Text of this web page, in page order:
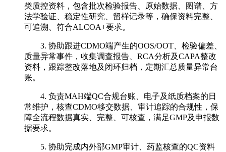
类质控资料，包含批次检验报告、原始数据、图谱、方
法学验证、稳定性研究、留样记录等，确保资料完整、
可追溯、符合ALCOA+要求。
3. 协助跟进CDMO端产生的OOS/OOT、检验偏差、
质量异常事件，收集调查报告、RCA分析及CAPA整改
资料，跟踪整改落地及闭环归档，定期汇总质量异常台
账。
4. 负责MAH端QC合规台账、电子及纸质档案的日
常维护，核查CDMO移交数据、审计追踪的合规性，保
障全流程数据真实、完整、可核查，满足GMP及申报数
据要求。
5. 协助完成内外部GMP审计、药监核查的QC资料